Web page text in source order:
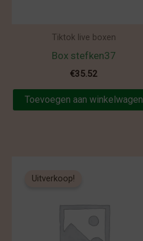
Tiktok live boxen
Box stefken37
€35.52
Toevoegen aan winkelwagen
Uitverkoop!